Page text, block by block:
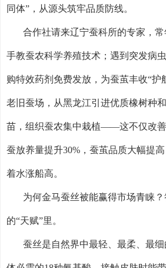
同体”，从源头筑牢品质防线。
合作社请来辽宁蚕科所的专家，常
手教蚕农科学养殖技术；遇到突发病
购特效药剂免费发放，为蚕茧丰收“护
老旧蚕场，从黑龙江引进优质橡树种
苗，组织蚕农集中栽植——这不仅改
蚕放养量提升30% ，蚕茧品质大幅提
着水涨船高。
为何金马蚕丝被能赢得市场青睐？
的“天赋”里。
蚕丝是自然界中最轻、最柔、最细